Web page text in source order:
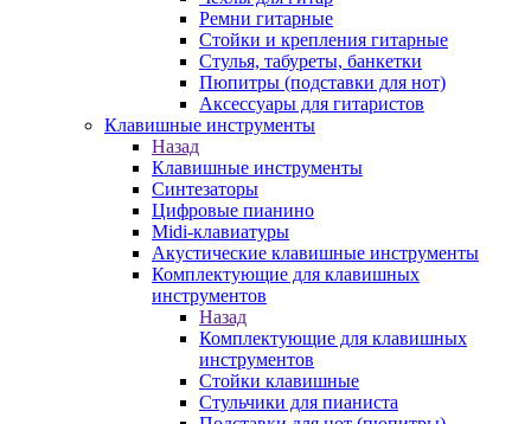
Ремни гитарные
Стойки и крепления гитарные
Стулья, табуреты, банкетки
Пюпитры (подставки для нот)
Аксессуары для гитаристов
Клавишные инструменты
Назад
Клавишные инструменты
Синтезаторы
Цифровые пианино
Midi-клавиатуры
Акустические клавишные инструменты
Комплектующие для клавишных
инструментов
Назад
Комплектующие для клавишных
инструментов
Стойки клавишные
Стульчики для пианиста